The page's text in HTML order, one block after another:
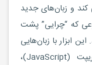
کند و زبان‌های جدید
که “چرایی” پشت
ابزار با زبان‌هایی
مانند پایتون (Python)، جاوا اسکریپت (JavaScript)،